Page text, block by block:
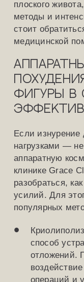
плоского
методы и
стоит
медицинской
фигуры в
Если
нагрузками —
аппаратную
клинике Grace
разобраться,
усилий. Для
популярных
способ
отложений.
операций и